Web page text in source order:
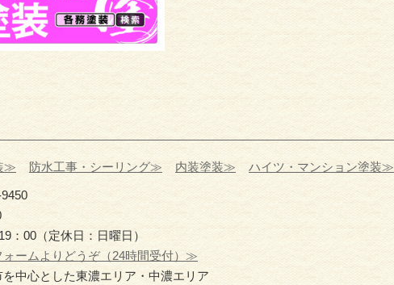
≫ 防水工事・シーリング≫ 内装塗装≫ ハイツ・マンション塗装≫
：00（定休日：日曜日）
ォームよりどうぞ（24時間受付）≫
を中心とした東濃エリア・中濃エリア